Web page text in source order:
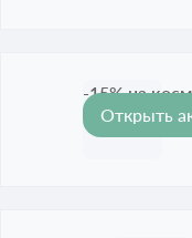
-15%
-15% на
Срок
Открыть